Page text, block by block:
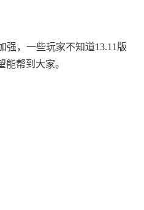
强，一些玩家不知道13.11版
帮到大家。